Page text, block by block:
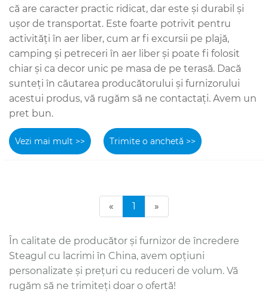
că are caracter practic ridicat, dar este și durabil și
ușor de transportat. Este foarte potrivit pentru
activități în aer liber, cum ar fi excursii pe plajă,
camping și petreceri în aer liber și poate fi folosit
chiar și ca decor unic pe masa de pe terasă. Dacă
sunteți în căutarea producătorului și furnizorului
acestui produs, vă rugăm să ne contactați. Avem un
pret bun.
Vezi mai mult >> Trimite o anchetă >>
« 1 »
În calitate de producător și furnizor de încredere
Steagul cu lacrimi în China, avem opțiuni
personalizate și prețuri cu reduceri de volum. Vă
rugăm să ne trimiteți doar o ofertă!